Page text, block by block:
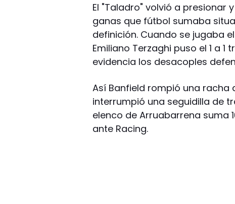
El "Taladro" volvió a presionar
ganas que fútbol sumaba
definición. Cuando se jugaba
Emiliano Terzaghi puso el 1 a
evidencia los desacoples
Así Banfield rompió una
interrumpió una seguidilla de
elenco de Arruabarrena suma
ante Racing.